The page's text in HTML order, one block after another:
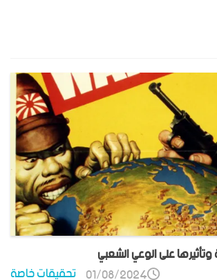
على الوعي الشعبي
تحقيقات خاصة